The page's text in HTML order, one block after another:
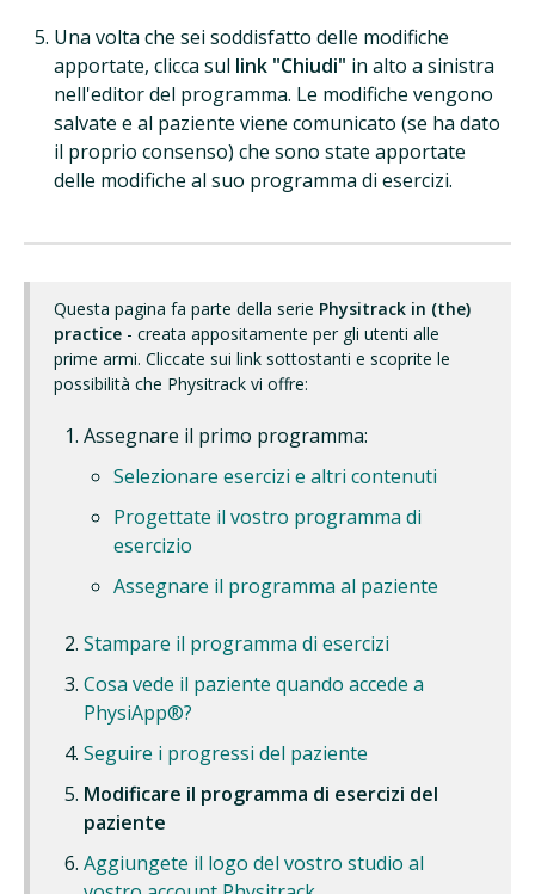
Una volta che sei soddisfatto delle modifiche
apportate, clicca sul link "Chiudi" in alto a sinistra
nell'editor del programma. Le modifiche vengono
salvate e al paziente viene comunicato (se ha dato
il proprio consenso) che sono state apportate
delle modifiche al suo programma di esercizi.
Questa pagina fa parte della serie Physitrack in (the)
practice - creata appositamente per gli utenti alle
prime armi. Cliccate sui link sottostanti e scoprite le
possibilità che Physitrack vi offre:
Assegnare il primo programma:
Selezionare esercizi e altri contenuti
Progettate il vostro programma di
esercizio
Assegnare il programma al paziente
Stampare il programma di esercizi
Cosa vede il paziente quando accede a
PhysiApp®?
Seguire i progressi del paziente
Modificare il programma di esercizi del
paziente
Aggiungete il logo del vostro studio al